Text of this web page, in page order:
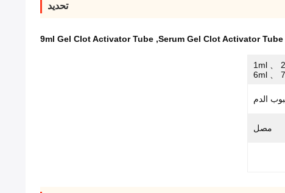
تحديد
Serum Gel Clot Activator Tube
,
9ml Gel Clot Activator Tube
1ml 、
6ml 、
الدم
مصل